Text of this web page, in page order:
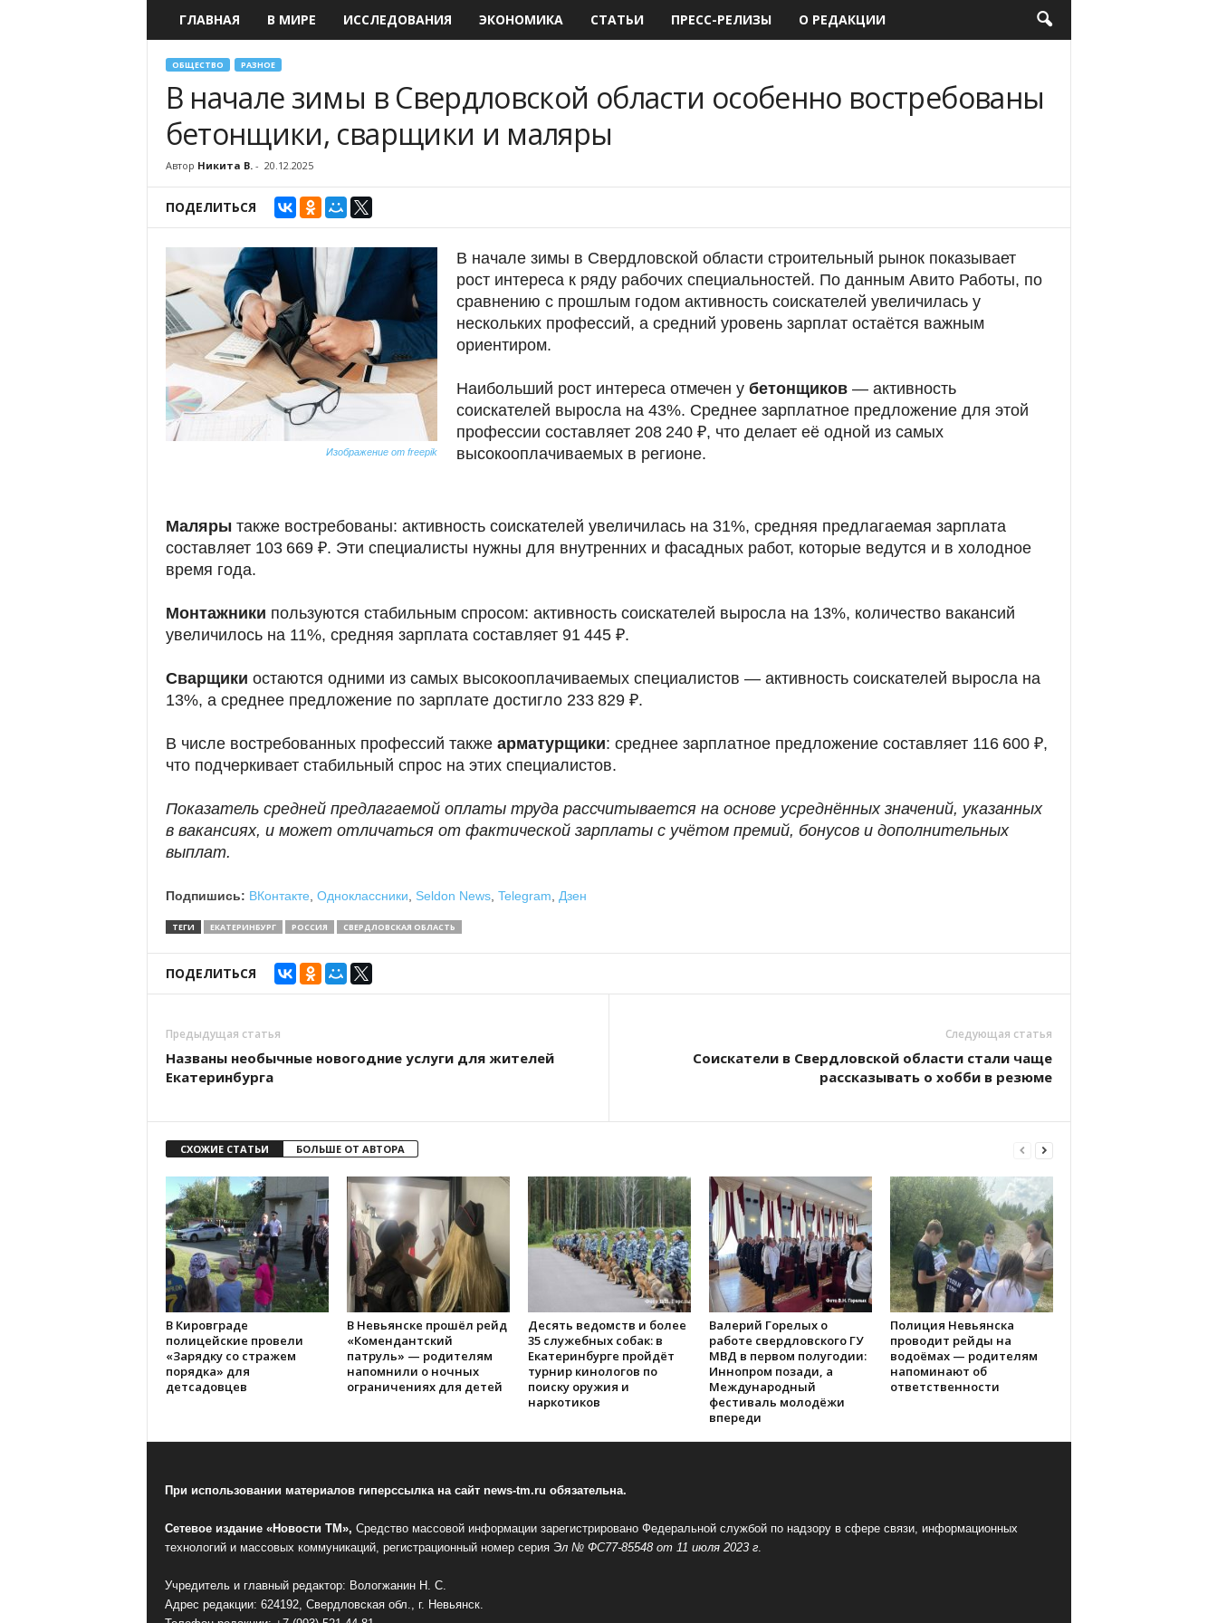
ГЛАВНАЯ В МИРЕ ИССЛЕДОВАНИЯ ЭКОНОМИКА СТАТЬИ ПРЕСС-РЕЛИЗЫ О РЕДАКЦИИ
ОБЩЕСТВО РАЗНОЕ
В начале зимы в Свердловской области особенно востребованы
бетонщики, сварщики и маляры
Автор Никита В.- 20.12.2025
ПОДЕЛИТЬСЯ
Изображение от freepik
В начале зимы в Свердловской области строительный рынок показывает
рост интереса к ряду рабочих специальностей. По данным Авито Работы, по
сравнению с прошлым годом активность соискателей увеличилась у
нескольких профессий, а средний уровень зарплат остаётся важным
ориентиром.
Наибольший рост интереса отмечен у бетонщиков— активность
соискателей выросла на 43%. Среднее зарплатное предложение для этой
профессии составляет 208 240 ₽, что делает её одной из самых
высокооплачиваемых в регионе.
Малярытакже востребованы: активность соискателей увеличилась на 31%, средняя предлагаемая зарплата
составляет 103 669 ₽. Эти специалисты нужны для внутренних и фасадных работ, которые ведутся и в холодное
время года.
Монтажники пользуются стабильным спросом: активность соискателей выросла на 13%, количество вакансий
увеличилось на 11%, средняя зарплата составляет 91 445 ₽.
Сварщики остаются одними из самых высокооплачиваемых специалистов — активность соискателей выросла на
13%, а среднее предложение по зарплате достигло 233 829 ₽.
В числе востребованных профессий также арматурщики: среднее зарплатное предложение составляет 116 600 ₽,
что подчеркивает стабильный спрос на этих специалистов.
Показатель средней предлагаемой оплаты труда рассчитывается на основе усреднённых значений, указанных
в вакансиях, и может отличаться от фактической зарплаты с учётом премий, бонусов и дополнительных
выплат.
Подпишись: ВКонтакте Одноклассники Seldon News, Telegram Дзен
ТЕГИ ЕКАТЕРИНБУРГ РОССИЯ СВЕРДЛОВСКАЯ ОБЛАСТЬ
ПОДЕЛИТЬСЯ
Предыдущая статья
Названы необычные новогодние услуги для жителей
Екатеринбурга
Следующая статья
Соискатели в Свердловской области стали чаще
рассказывать о хобби в резюме
СХОЖИЕ СТАТЬИ БОЛЬШЕ ОТ АВТОРА
В Кировграде
полицейские провели
«Зарядку со стражем
порядка» для
детсадовцев
В Невьянске прошёл рейд
«Комендантский
патруль» — родителям
напомнили о ночных
ограничениях для детей
Десять ведомств и более
35 служебных собак: в
Екатеринбурге пройдёт
турнир кинологов по
поиску оружия и
наркотиков
Валерий Горелых о
работе свердловского ГУ
МВД в первом полугодии:
Иннопром позади, а
Международный
фестиваль молодёжи
впереди
Полиция Невьянска
проводит рейды на
водоёмах — родителям
напоминают об
ответственности
При использовании материалов гиперссылка на сайт news-tm.ru обязательна.
Сетевое издание «Новости ТМ», Средство массовой информации зарегистрировано Федеральной службой по надзору в сфере связи, информационных
технологий и массовых коммуникаций, регистрационный номер серия Эл № ФС77-85548 от 11 июля 2023 г.
Учредитель и главный редактор: Вологжанин Н. С.
Адрес редакции: 624192, Свердловская обл., г. Невьянск.